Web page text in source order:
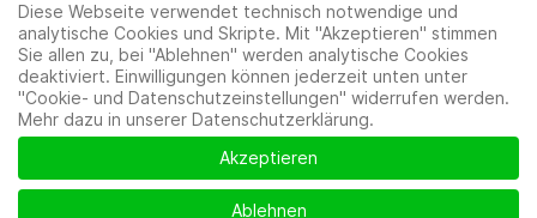
Mitglieder|Impressum|Datenschutzerklärung|Cookie-
und Datenschutzeinstellungen
Diese Webseite verwendet technisch notwendige und
analytische Cookies und Skripte. Mit "Akzeptieren" stimmen
Sie allen zu, bei "Ablehnen" werden analytische Cookies
deaktiviert. Einwilligungen können jederzeit unten unter
"Cookie- und Datenschutzeinstellungen" widerrufen werden.
Mehr dazu in unserer Datenschutzerklärung.
Akzeptieren
Ablehnen